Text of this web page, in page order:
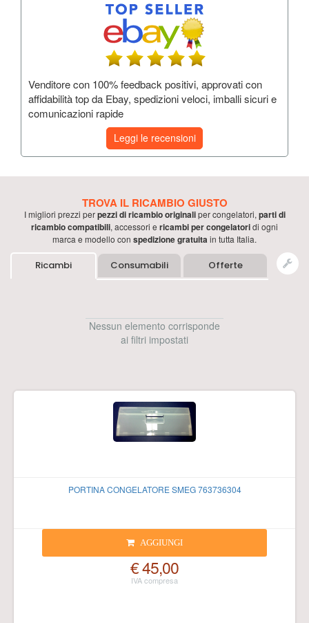
Venditore con 100% feedback positivi, approvati con
affidabilità top da Ebay, spedizioni veloci, imballi sicuri e
comunicazioni rapide
Leggi le recensioni
TROVA IL RICAMBIO GIUSTO
I migliori prezzi perpezzi di ricambio originalipercongelatori, parti di
ricambio compatibili, accessori e ricambi percongelatoridi ogni
marca e modello con spedizione gratuitain tutta Italia.
Ricambi Consumabili Offerte
Nessun elemento corrisponde
ai filtri impostati
PORTINA CONGELATORE SMEG 763736304
AGGIUNGI
€ 45,00